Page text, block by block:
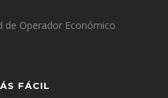
de Operador Económico
FÁCIL